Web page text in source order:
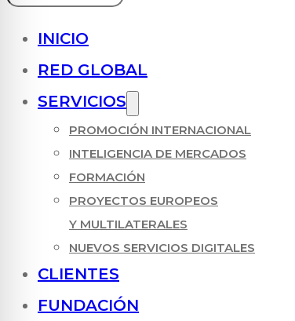
INICIO
RED GLOBAL
SERVICIOS
PROMOCIÓN INTERNACIONAL
INTELIGENCIA DE MERCADOS
FORMACIÓN
PROYECTOS EUROPEOS
Y MULTILATERALES
NUEVOS SERVICIOS DIGITALES
CLIENTES
FUNDACIÓN